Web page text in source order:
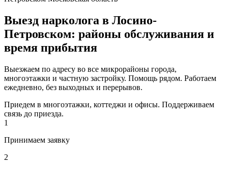
Выезд нарколога в Лосино-
Петровском: районы обслуживания и
время прибытия
Выезжаем по адресу во все микрорайоны города,
многоэтажки и частную застройку. Помощь рядом. Работаем
ежедневно, без выходных и перерывов.
Приедем в многоэтажки, коттеджи и офисы. Поддерживаем
связь до приезда.
1
Принимаем заявку
2